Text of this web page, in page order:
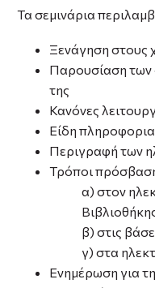
Τα σεμινάρια
Ξενάγηση στους
Παρουσίαση των
της
Κανόνες
Είδη
Περιγραφή των
Τρόποι
α) στον
β) στις
γ) στα
Ενημέρωση για